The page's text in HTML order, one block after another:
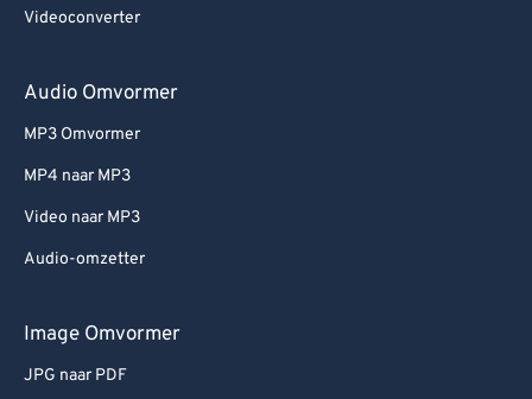
Videoconverter
Audio Omvormer
MP3 Omvormer
MP4 naar MP3
Video naar MP3
Audio-omzetter
Image Omvormer
JPG naar PDF